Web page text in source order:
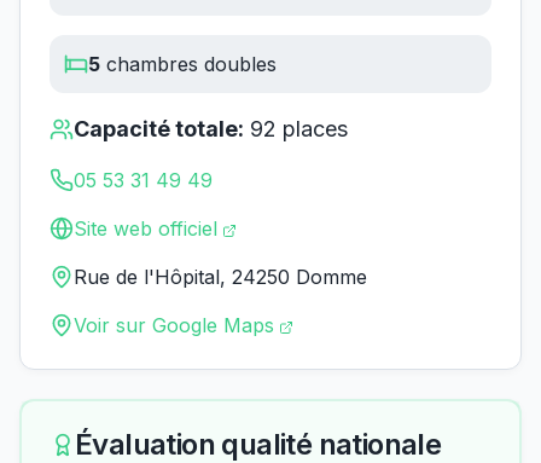
5 chambres doubles
Capacité totale: 92 places
05 53 31 49 49
Site web officiel
Rue de l'Hôpital, 24250 Domme
Voir sur Google Maps
Évaluation qualité nationale